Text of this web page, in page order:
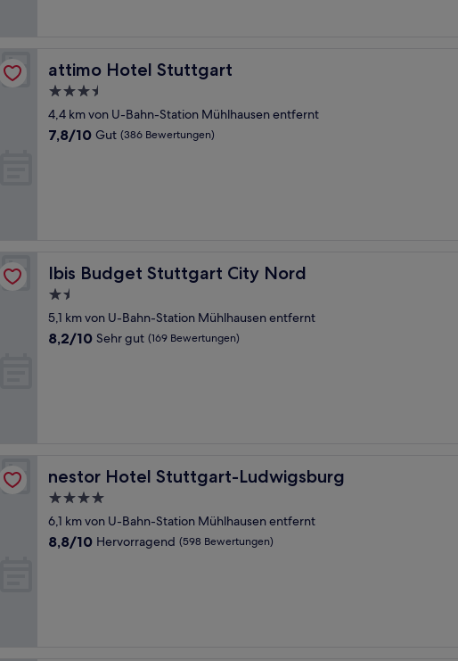
attimo Hotel Stuttgart
attimo Hotel Stuttgart
3.5-
Sterne-
Unterkunft
4,4 km von U-Bahn-Station Mühlhausen entfernt
7.8
7,8/10 Gut (386 Bewertungen)
Ibis Budget Stuttgart City Nord
Ibis Budget Stuttgart City Nord
1.5-
Sterne-
Unterkunft
5,1 km von U-Bahn-Station Mühlhausen entfernt
8.2
8,2/10 Sehr gut (169 Bewertungen)
nestor Hotel Stuttgart-Ludwigsburg
nestor Hotel Stuttgart-Ludwigsburg
4.0-
Sterne-
Unterkunft
6,1 km von U-Bahn-Station Mühlhausen entfernt
8.8
8,8/10 Hervorragend (598 Bewertungen)